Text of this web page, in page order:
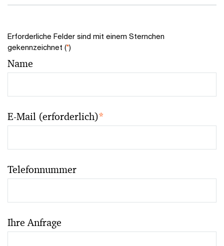
Erforderliche Felder sind mit einem Sternchen
gekennzeichnet (*)
Name
E-Mail (erforderlich)*
Telefonnummer
Ihre Anfrage